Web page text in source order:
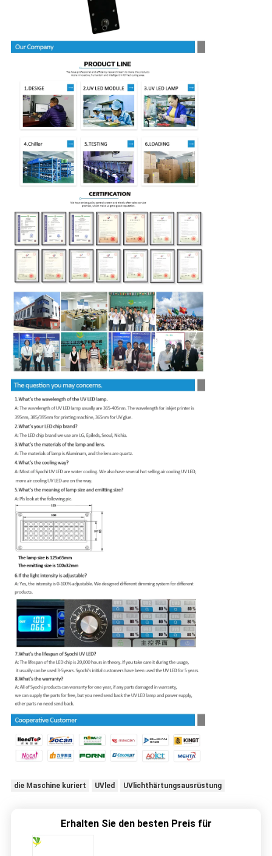
die Maschine kuriert UVled UVlichthärtungsausrüstung
Erhalten Sie den besten Preis für